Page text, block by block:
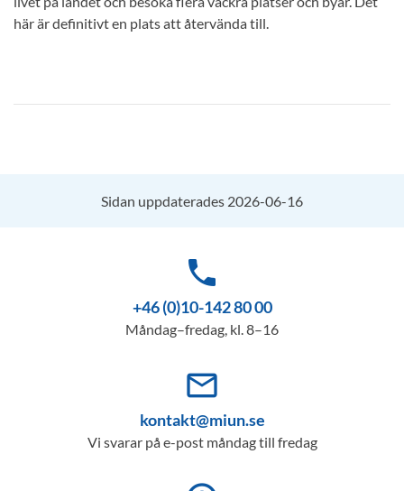
här är definitivt en plats att återvända till.
Sidan uppdaterades 2026-06-16
phone
+46 (0)10-142 80 00
Måndag–fredag, kl. 8–16
mail_outline
kontakt@miun.se
Vi svarar på e-post måndag till fredag